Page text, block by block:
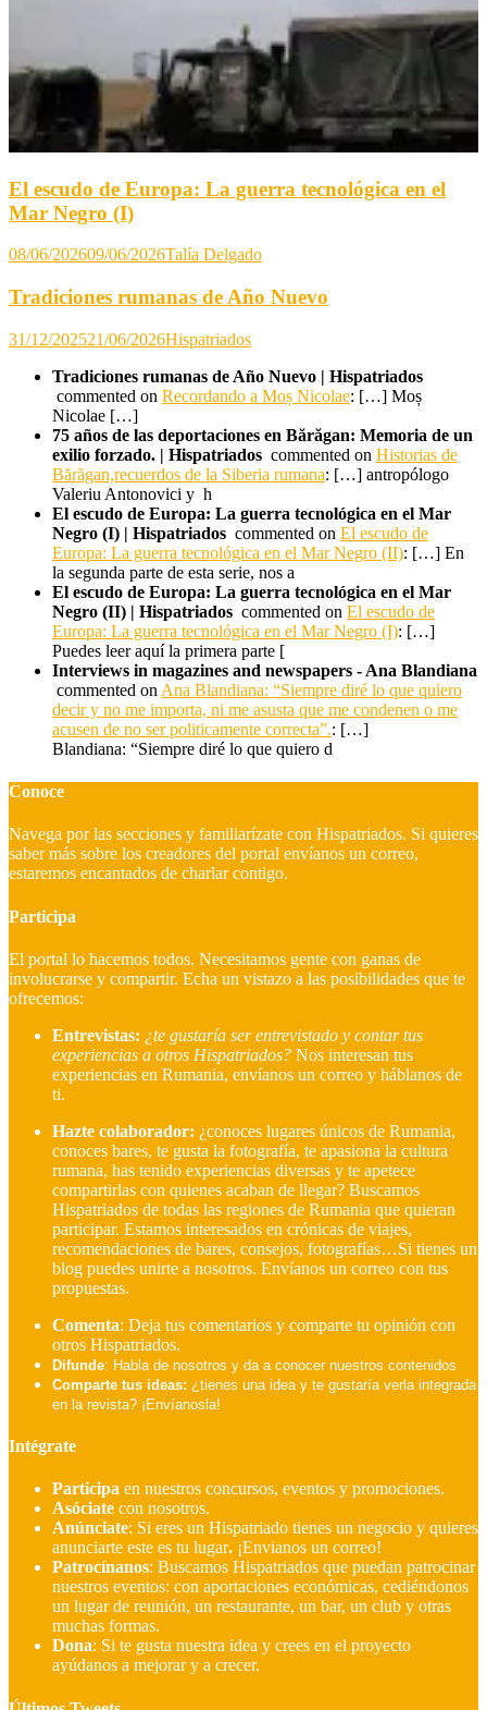
El escudo de Europa: La guerra tecnológica en el
Mar Negro (I)
08/06/202609/06/2026Talía Delgado
Tradiciones rumanas de Año Nuevo
31/12/202521/06/2026Hispatriados
Tradiciones rumanas de Año Nuevo | Hispatriados
commented on Recordando a Moș Nicolae: […] Moș
Nicolae […]
75 años de las deportaciones en Bărăgan: Memoria de un
exilio forzado. | Hispatriados commented on Historias de
Bărăgan,recuerdos de la Siberia rumana: […] antropólogo
Valeriu Antonovici y h
El escudo de Europa: La guerra tecnológica en el Mar
Negro (I) | Hispatriados commented on El escudo de
Europa: La guerra tecnológica en el Mar Negro (II): […] En
la segunda parte de esta serie, nos a
El escudo de Europa: La guerra tecnológica en el Mar
Negro (II) | Hispatriados commented on El escudo de
Europa: La guerra tecnológica en el Mar Negro (I): […]
Puedes leer aquí la primera parte [
Interviews in magazines and newspapers - Ana Blandiana
commented on Ana Blandiana: “Siempre diré lo que quiero
decir y no me importa, ni me asusta que me condenen o me
acusen de no ser politicamente correcta”.: […]
Blandiana: “Siempre diré lo que quiero d
Conoce
Navega por las secciones y familiarízate con Hispatriados. Si quieres
saber más sobre los creadores del portal envíanos un correo,
estaremos encantados de charlar contigo.
Participa
El portal lo hacemos todos. Necesitamos gente con ganas de
involucrarse y compartir. Echa un vistazo a las posibilidades que te
ofrecemos:
Entrevistas: ¿te gustaría ser entrevistado y contar tus
experiencias a otros Hispatriados? Nos interesan tus
experiencias en Rumania, envíanos un correo y háblanos de
ti.
Hazte colaborador: ¿conoces lugares únicos de Rumania,
conoces bares, te gusta la fotografía, te apasiona la cultura
rumana, has tenido experiencias diversas y te apetece
compartirlas con quienes acaban de llegar? Buscamos
Hispatriados de todas las regiones de Rumania que quieran
participar. Estamos interesados en crónicas de viajes,
recomendaciones de bares, consejos, fotografías…Si tienes un
blog puedes unirte a nosotros. Envíanos un correo con tus
propuestas.
Comenta: Deja tus comentarios y comparte tu opinión con
otros Hispatriados.
Difunde: Habla de nosotros y da a conocer nuestros contenidos
Comparte tus ideas: ¿tienes una idea y te gustaría verla integrada
en la revista? ¡Envíanosla!
Intégrate
Participa en nuestros concursos, eventos y promociones.
Asóciate con nosotros.
Anúnciate: Si eres un Hispatriado tienes un negocio y quieres
anunciarte este es tu lugar. ¡Envianos un correo!
Patrocínanos: Buscamos Hispatriados que puedan patrocinar
nuestros eventos: con aportaciones económicas, cediéndonos
un lugar de reunión, un restaurante, un bar, un club y otras
muchas formas.
Dona: Si te gusta nuestra idea y crees en el proyecto
ayúdanos a mejorar y a crecer.